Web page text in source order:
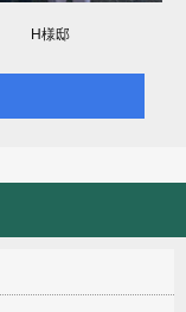
H様邸